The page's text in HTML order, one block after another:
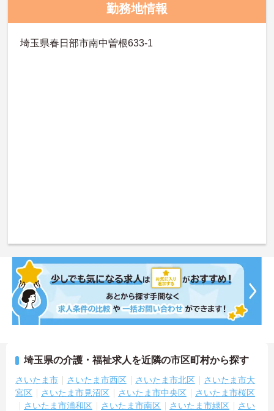
勤務地情報
埼玉県春日部市南中曽根633-1
埼玉県の介護・福祉求人を近隣の市区町村から探す
さいたま市 さいたま市西区 さいたま市北区
さいたま市大
宮区
さいたま市見沼区 さいたま市中央区
さいたま市桜区
さいたま市浦和区
さいたま市南区 さいたま市緑区
さい